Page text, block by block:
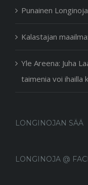
Punainen
Kalastajan
Yle Areena: Juha
taimenia voi ihailla
LONGINOJAN SÄÄ
LONGINOJA @